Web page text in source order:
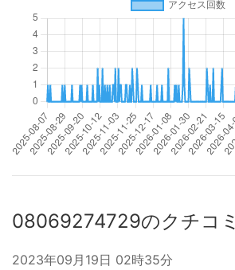
08069274729のクチコミ
2023年09月19日 02時35分